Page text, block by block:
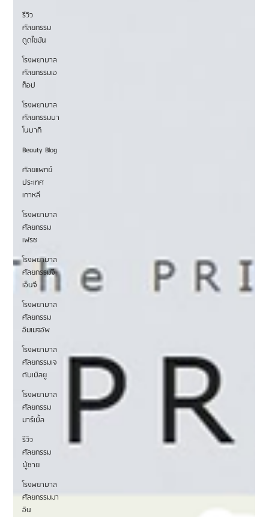
รีวิว
ศัลยกรรม
ดูดไขมัน
โรงพยาบาล
ศัลยกรรมเอ
ท็อป
โรงพยาบาล
ศัลยกรรมบา
โนบากิ
Beauty Blog
ศัลยแพทย์
ประเทศ
เกาหลี
โรงพยาบาล
ศัลยกรรม
เฟรช
โรงพยาบาล
ศัลยกรรมจี
เอ็นจี
โรงพยาบาล
ศัลยกรรม
อิมเมจอัพ
โรงพยาบาล
ศัลยกรรมเจ
ดับเบิลยู
โรงพยาบาล
ศัลยกรรม
มาร์เบิ้ล
รีวิว
ศัลยกรรม
ผู้ชาย
โรงพยาบาล
ศัลยกรรมมา
อิน